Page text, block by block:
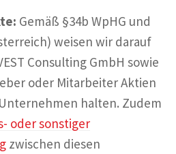
Gemäß §34b WpHG und
weisen wir darauf
Consulting GmbH sowie
oder Mitarbeiter Aktien
halten. Zudem
oder sonstiger
zwischen diesen